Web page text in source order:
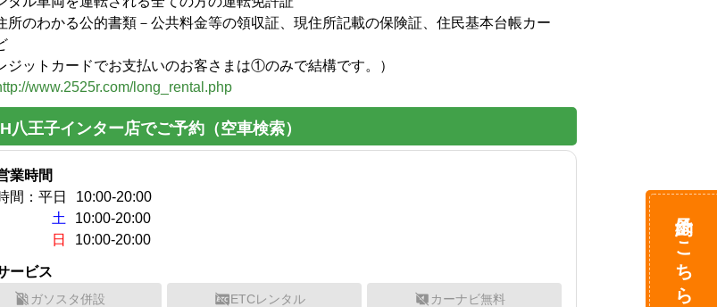
のわかる公的書類－公共料金等の領収証、現住所記載の保険証、住民基本台帳カー
ジットカードでお支払いのお客さまは①のみで結構です。）
www.2525r.com/long_rental.php
八王子インター店でご予約（空車検索）
業時間
間： 平日 10:00-20:00
土
10:00-20:00
日
10:00-20:00
ービス
ガソスタ併設 ETCレンタル カーナビ無料
予約はこちら